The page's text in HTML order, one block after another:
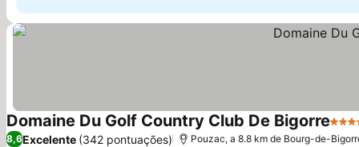
Domaine Du Golf Country Club De Bigorre4
8,6Excelente (342 pontuações) Pouzac, a 8.8 km de Bourg-de-